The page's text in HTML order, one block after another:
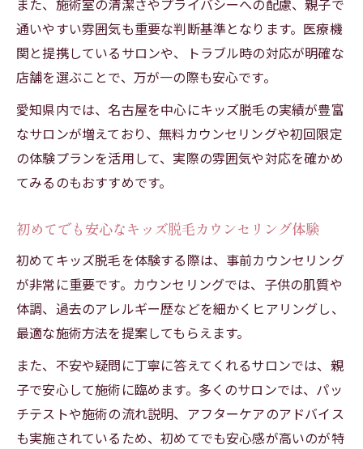
また、施術室の清潔さやプライバシーへの配慮、親子で
通いやすい雰囲気も重要な判断基準となります。医療機
関と提携しているサロンや、トラブル時の対応が明確な
店舗を選ぶことで、万が一の際も安心です。
愛知県内では、名古屋を中心にキッズ脱毛の実績が豊富
なサロンが増えており、無料カウンセリングや初回限定
の体験プランを活用して、実際の雰囲気や対応を確かめ
てみるのもおすすめです。
初めてでも安心なキッズ脱毛カウンセリング体験
初めてキッズ脱毛を体験する際は、事前カウンセリング
が非常に重要です。カウンセリングでは、子供の肌質や
体調、過去のアレルギー歴などを細かくヒアリングし、
最適な施術方法を提案してもらえます。
また、不安や疑問に丁寧に答えてくれるサロンでは、親
子で安心して施術に臨めます。多くのサロンでは、パッ
チテストや施術の流れ説明、アフターケアのアドバイス
も実施されているため、初めてでも安心感が高いのが特